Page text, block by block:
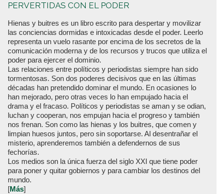
PERVERTIDAS CON EL PODER
Hienas y buitres es un libro escrito para despertar y movilizar
las conciencias dormidas e intoxicadas desde el poder. Leerlo
representa un vuelo rasante por encima de los secretos de la
comunicación moderna y de los recursos y trucos que utiliza el
poder para ejercer el dominio.
Las relaciones entre políticos y periodistas siempre han sido
tormentosas. Son dos poderes decisivos que en las últimas
décadas han pretendido dominar el mundo. En ocasiones lo
han mejorado, pero otras veces lo han empujado hacia el
drama y el fracaso. Políticos y periodistas se aman y se odian,
luchan y cooperan, nos empujan hacia el progreso y también
nos frenan. Son como las hienas y los buitres, que comen y
limpian huesos juntos, pero sin soportarse. Al desentrañar el
misterio, aprenderemos también a defendernos de sus
fechorías.
Los medios son la única fuerza del siglo XXI que tiene poder
para poner y quitar gobiernos y para cambiar los destinos del
mundo.
[Más]